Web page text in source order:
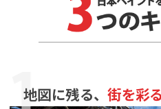
地図に残る、街を彩る